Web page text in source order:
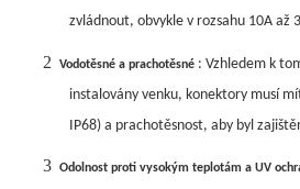
zvládnout, obvykle v rozsahu 10A až
2 Vodotěsné a prachotěsné : Vzhledem k
instalovány venku, konektory musí
IP68) a prachotěsnost, aby byl
3 Odolnost proti vysokým teplotám a UV